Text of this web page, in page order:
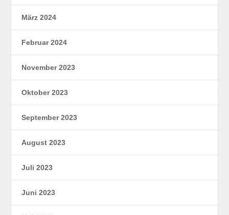
März 2024
Februar 2024
November 2023
Oktober 2023
September 2023
August 2023
Juli 2023
Juni 2023